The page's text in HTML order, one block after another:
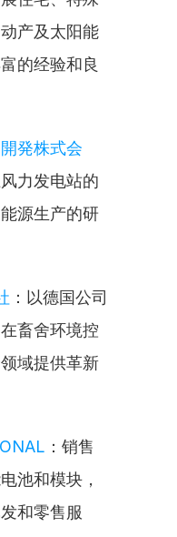
产及太阳能
的经验和良
発株式会
力发电站的
源生产的研
：以德国公司
畜舍环境控
域提供革新
：销售
池和模块，
和零售服